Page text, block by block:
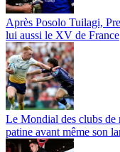
Après Posolo Tuilagi,
lui aussi le XV de France
Le Mondial des clubs de
patine avant même son